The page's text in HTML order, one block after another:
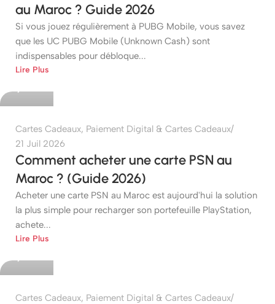
au Maroc ? Guide 2026
Si vous jouez régulièrement à PUBG Mobile, vous savez
que les UC PUBG Mobile (Unknown Cash) sont
indispensables pour débloque...
Lire Plus
etshop
Cartes Cadeaux, Paiement Digital & Cartes Cadeaux
21 Juil 2026
Comment acheter une carte PSN au
Maroc ? (Guide 2026)
Acheter une carte PSN au Maroc est aujourd'hui la solution
la plus simple pour recharger son portefeuille PlayStation,
achete...
Lire Plus
etshop
Cartes Cadeaux, Paiement Digital & Cartes Cadeaux